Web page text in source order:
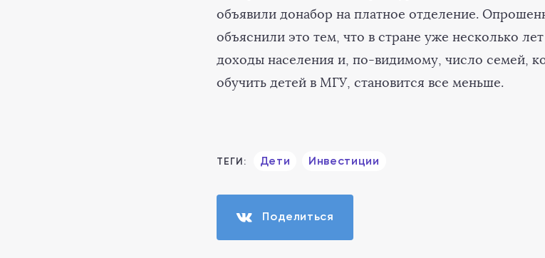
объявили донабор на платное отделение.
объяснили это тем, что в стране уже несколько
доходы населения и, по-видимому, число семей,
обучить детей в МГУ, становится все меньше.
ТЕГИ: Дети Инвестиции
Поделиться